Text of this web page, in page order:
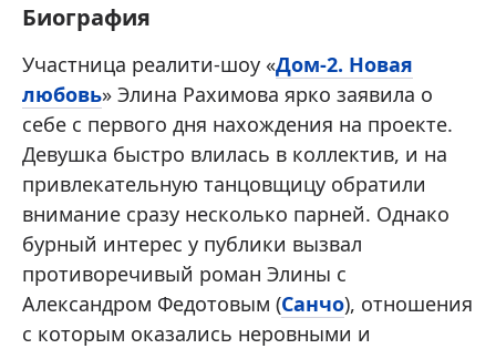
Биография
Участница реалити-шоу «Дом-2. Новая
любовь» Элина Рахимова ярко заявила о
себе с первого дня нахождения на проекте.
Девушка быстро влилась в коллектив, и на
привлекательную танцовщицу обратили
внимание сразу несколько парней. Однако
бурный интерес у публики вызвал
противоречивый роман Элины с
Александром Федотовым (Санчо), отношения
с которым оказались неровными и